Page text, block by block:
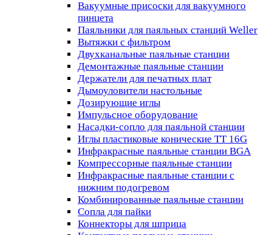
Вакуумные присоски для вакуумного
пинцета
Паяльники для паяльных станций Weller
Вытяжки с фильтром
Двухканальные паяльные станции
Демонтажные паяльные станции
Держатели для печатных плат
Дымоуловители настольные
Дозирующие иглы
Импульсное оборудование
Насадки-сопло для паяльной станции
Иглы пластиковые конические TT 16G
Инфракрасные паяльные станции BGA
Компрессорные паяльные станции
Инфракрасные паяльные станции с
нижним подогревом
Комбинированные паяльные станции
Сопла для пайки
Коннекторы для шприца